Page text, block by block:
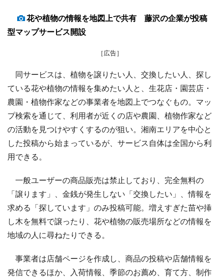
花や植物の情報を地図上で共有 藤沢の企業が投稿
型マップサービス開設
［広告］
同サービスは、植物を譲りたい人、交換したい人、探し
ている花や植物の情報を集めたい人と、生花店・園芸店・
農園・植物作家などの事業者を地図上でつなぐもの。マッ
プ検索を通じて、利用者が近くの店や農園、植物作家など
の活動を見つけやすくするのが狙い。湘南エリアを中心と
した投稿から始まっているが、サービス自体は全国から利
用できる。
一般ユーザーの商品販売は禁止しており、完全無料の
「譲ります」、金銭が発生しない「交換したい」、情報を
求める「探しています」のみ投稿可能。増えすぎた苗や挿
し木を無料で譲ったり、花や植物の販売場所などの情報を
地域の人に尋ねたりできる。
事業者は店舗ページを作成し、商品の投稿や店舗情報を
発信できるほか、入荷情報、季節のお薦め、育て方、制作